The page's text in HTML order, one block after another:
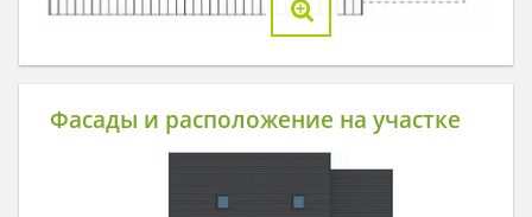
Фасады и расположение на участке